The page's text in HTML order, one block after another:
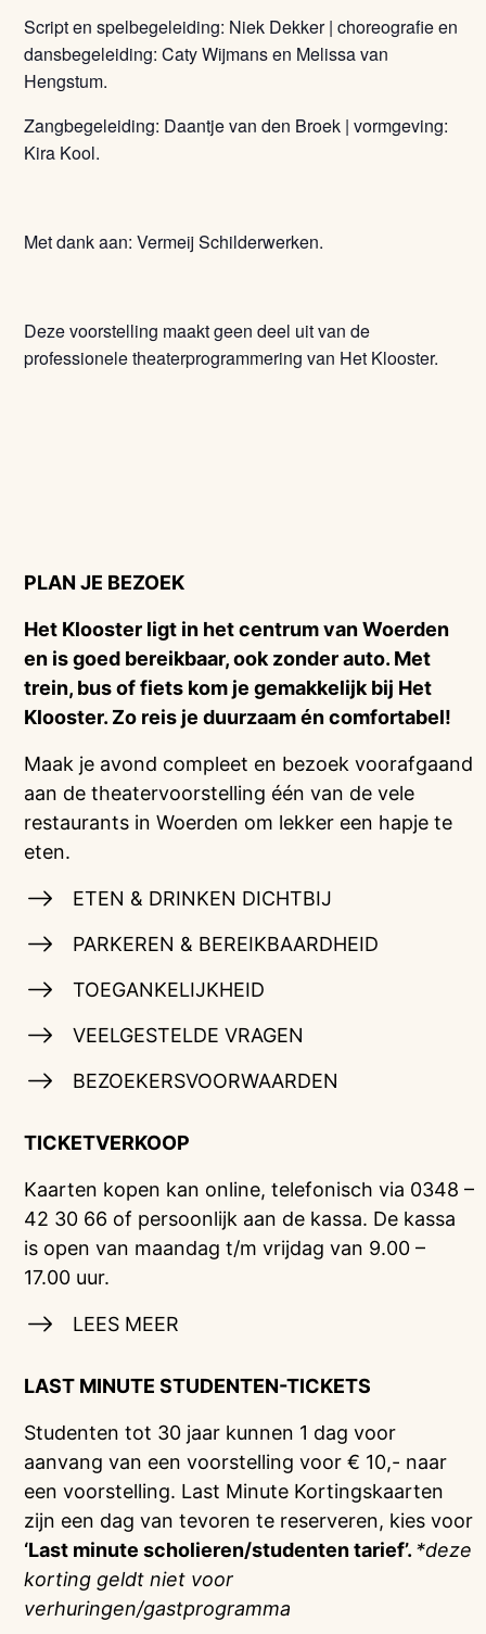
Script en spelbegeleiding: Niek Dekker | choreografie en
dansbegeleiding: Caty Wijmans en Melissa van
Hengstum.
Zangbegeleiding: Daantje van den Broek | vormgeving:
Kira Kool.
Met dank aan: Vermeij Schilderwerken.
Deze voorstelling maakt geen deel uit van de
professionele theaterprogrammering van Het Klooster.
PLAN JE BEZOEK
Het Klooster ligt in het centrum van Woerden
en is goed bereikbaar, ook zonder auto. Met
trein, bus of fiets kom je gemakkelijk bij Het
Klooster. Zo reis je duurzaam én comfortabel!
Maak je avond compleet en bezoek voorafgaand
aan de theatervoorstelling één van de vele
restaurants in Woerden om lekker een hapje te
eten.
ETEN & DRINKEN DICHTBIJ
PARKEREN & BEREIKBAARDHEID
TOEGANKELIJKHEID
VEELGESTELDE VRAGEN
BEZOEKERSVOORWAARDEN
TICKETVERKOOP
Kaarten kopen kan online, telefonisch via 0348 –
42 30 66 of persoonlijk aan de kassa. De kassa
is open van maandag t/m vrijdag van 9.00 –
17.00 uur.
LEES MEER
LAST MINUTE STUDENTEN-TICKETS
Studenten tot 30 jaar kunnen 1 dag voor
aanvang van een voorstelling voor € 10,- naar
een voorstelling. Last Minute Kortingskaarten
zijn een dag van tevoren te reserveren, kies voor
‘Last minute scholieren/studenten tarief’. *deze
korting geldt niet voor
verhuringen/gastprogramma